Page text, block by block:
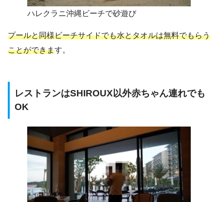
ハレクラニ沖縄ビーチで砂遊び
プールと同様ビーチサイドでも水とタオルは無料でもらう
ことができます。
レストランはSHIROUX以外赤ちゃん連れでも
OK